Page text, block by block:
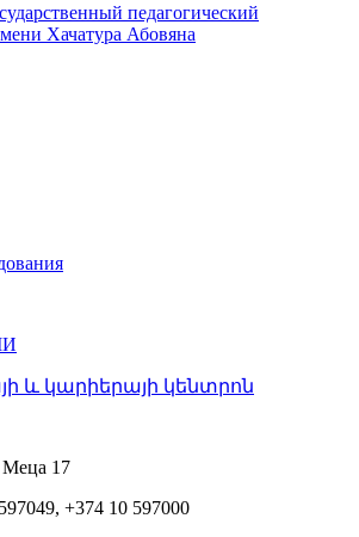
педагогический
Хачатура Абовяна
և կարիերայի կենտրոն
Меца 17
+374 10 597000